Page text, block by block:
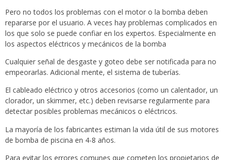
Pero no todos los problemas con el motor o la bomba deben
repararse por el usuario. A veces hay problemas complicados en
los que solo se puede confiar en los expertos. Especialmente en
los aspectos eléctricos y mecánicos de la bomba
Cualquier señal de desgaste y goteo debe ser notificada para no
empeorarlas. Adicional mente, el sistema de tuberías.
El cableado eléctrico y otros accesorios (como un calentador, un
clorador, un skimmer, etc.) deben revisarse regularmente para
detectar posibles problemas mecánicos o eléctricos.
La mayoría de los fabricantes estiman la vida útil de sus motores
de bomba de piscina en 4-8 años.
Para evitar los errores comunes que cometen los propietarios de